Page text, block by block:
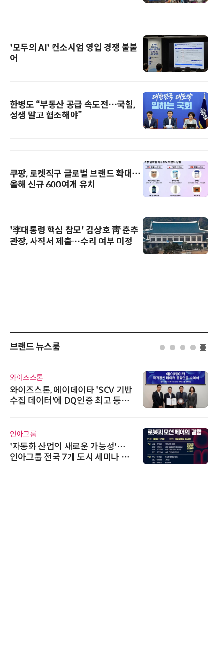
'모두의 AI' 컨소시엄 영입 경쟁 불붙
어
한병도 “부동산 공급 속도전…국힘,
정쟁 말고 협조해야”
쿠팡, 로켓직구 글로벌 브랜드 확대…
올해 신규 600여개 유치
'李대통령 핵심 참모' 김상호 靑 춘추
관장, 사직서 제출…수리 여부 미정
브랜드 뉴스룸
와이즈스톤
와이즈스톤, 에이데이타 'SCV 기반
수집 데이터'에 DQ인증 최고 등급
인아그룹
'자동화 산업의 새로운 가능성'…
인아그룹 전국 7개 도시 세미나 페